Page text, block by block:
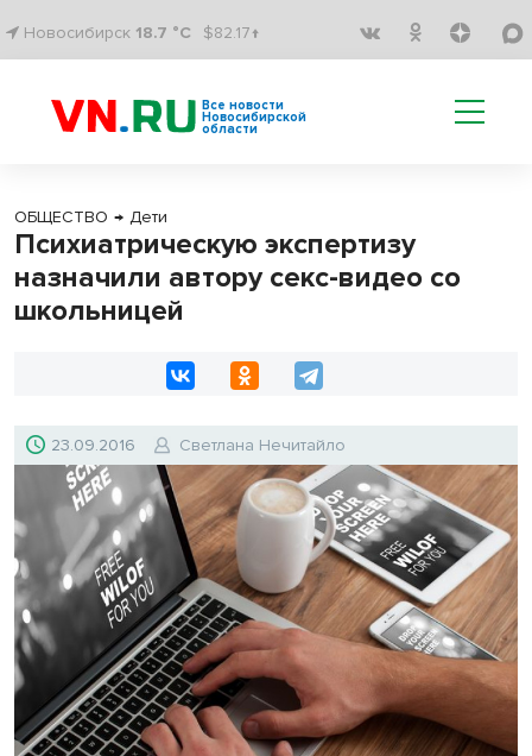
Новосибирск 18.7 °C $82.17↑
Все новости
Новосибирской
области
ОБЩЕСТВО → Дети
Психиатрическую экспертизу
назначили автору секс-видео со
школьницей
23.09.2016 Светлана Нечитайло